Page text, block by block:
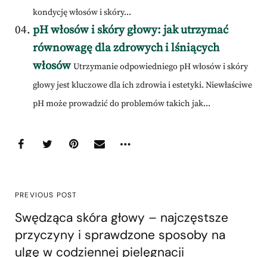
kondycję włosów i skóry...
pH włosów i skóry głowy: jak utrzymać
równowagę dla zdrowych i lśniących
włosów Utrzymanie odpowiedniego pH włosów i skóry
głowy jest kluczowe dla ich zdrowia i estetyki. Niewłaściwe
pH może prowadzić do problemów takich jak...
PREVIOUS POST
Swędząca skóra głowy – najczęstsze
przyczyny i sprawdzone sposoby na
ulgę w codziennej pielęgnacji